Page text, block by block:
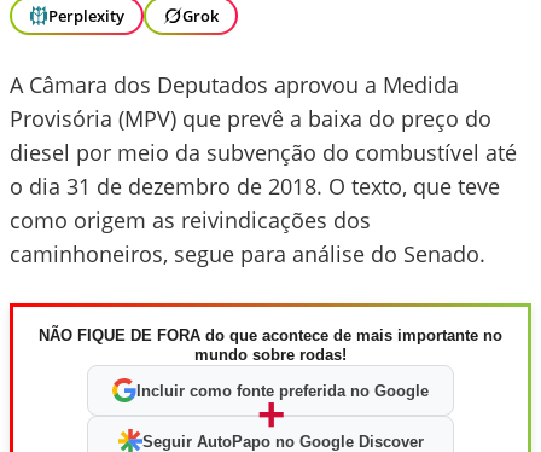
Perplexity
Grok
A Câmara dos Deputados aprovou a Medida
Provisória (MPV) que prevê a baixa do preço do
diesel por meio da subvenção do combustível até
o dia 31 de dezembro de 2018. O texto, que teve
como origem as reivindicações dos
caminhoneiros, segue para análise do Senado.
NÃO FIQUE DE FORA do que acontece de mais importante no
mundo sobre rodas!
Incluir como fonte preferida no Google
+
Seguir AutoPapo no Google Discover